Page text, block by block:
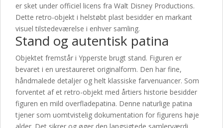
er sket under officiel licens fra Walt Disney Productions.
Dette retro-objekt i helstøbt plast besidder en markant
visuel tilstedeværelse i enhver samling.
Stand og autentisk patina
Objektet fremstår i Ypperste brugt stand. Figuren er
bevaret i en urestaureret originalform. Den har fine,
håndmalede detaljer og helt klassiske farvenuancer. Som
forventet af et retro-objekt med årtiers historie besidder
figuren en mild overfladepatina. Denne naturlige patina
tjener som uomtvistelig dokumentation for figurens høje